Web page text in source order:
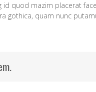
quod mazim placerat
gothica, quam nunc